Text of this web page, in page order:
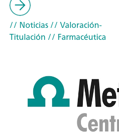
// Noticias// Valoración-
Titulación // Farmacéutica